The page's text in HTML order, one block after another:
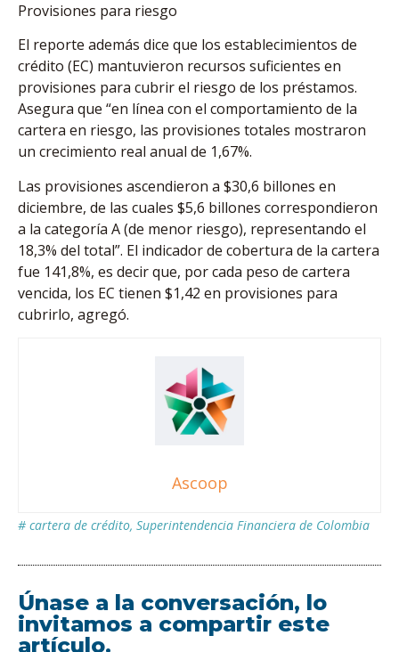
Provisiones para riesgo
El reporte además dice que los establecimientos de
crédito (EC) mantuvieron recursos suficientes en
provisiones para cubrir el riesgo de los préstamos.
Asegura que “en línea con el comportamiento de la
cartera en riesgo, las provisiones totales mostraron
un crecimiento real anual de 1,67%.
Las provisiones ascendieron a $30,6 billones en
diciembre, de las cuales $5,6 billones correspondieron
a la categoría A (de menor riesgo), representando el
18,3% del total”. El indicador de cobertura de la cartera
fue 141,8%, es decir que, por cada peso de cartera
vencida, los EC tienen $1,42 en provisiones para
cubrirlo, agregó.
Ascoop
# cartera de crédito, Superintendencia Financiera de Colombia
Únase a la conversación, lo
invitamos a compartir este
artículo.